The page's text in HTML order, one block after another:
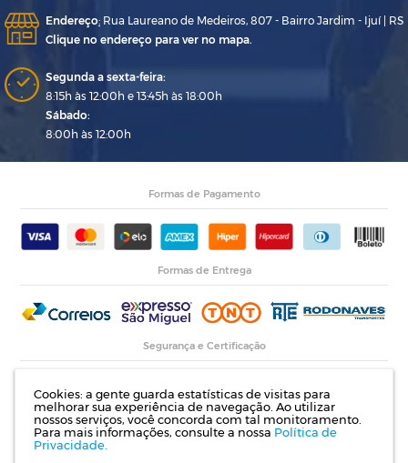
Cookies: a gente guarda estatísticas de visitas para
melhorar sua experiência de navegação. Ao utilizar
nossos serviços, você concorda com tal monitoramento.
Para mais informações, consulte a nossa Política de
Privacidade.
Endereço: Rua Laureano de Medeiros, 807 - Bairro Jardim - Ijuí | RS
Clique no endereço para ver no mapa.
Segunda a sexta-feira:
8:15h às 12:00h e 13:45h às 18:00h
Sábado:
8:00h às 12:00h
Formas de Pagamento
Formas de Entrega
Segurança e Certificação